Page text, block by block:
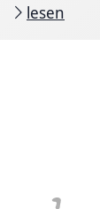
lesen